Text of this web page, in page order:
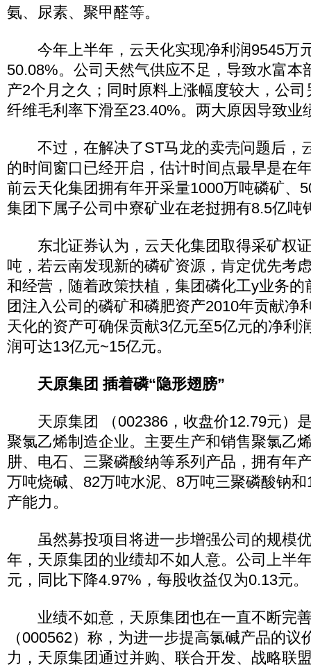
氨、尿素、聚甲醛等。
今年上半年，云天化实现净利润9545万
50.08%。公司天然气供应不足，导致水富本
产2个月之久；同时原料上涨幅度较大，公
纤维毛利率下滑至23.40%。两大原因导致业
不过，在解决了ST马龙的卖壳问题后，
的时间窗口已经开启，估计时间点最早是在
前云天化集团拥有年开采量1000万吨磷矿、
集团下属子公司中寮矿业在老挝拥有8.5亿吨
东北证券认为，云天化集团取得采矿权
吨，若云南发现新的磷矿资源，肯定优先考
和经营，随着政策扶植，集团磷化工y业务的
团注入公司的磷矿和磷肥资产2010年贡献净
天化的资产可确保贡献3亿元至5亿元的净利
润可达13亿元~15亿元。
天原集团 插着磷“隐形翅膀”
天原集团 （002386，收盘价12.79元）
聚氯乙烯制造企业。主要生产和销售聚氯乙
肼、电石、三聚磷酸纳等系列产品，拥有年
万吨烧碱、82万吨水泥、8万吨三聚磷酸钠
产能力。
虽然募投项目将进一步增强公司的规模
年，天原集团的业绩却不如人意。公司上半
元，同比下降4.97%，每股收益仅为0.13元。
业绩不如意，天原集团也在一直不断完
（000562）称，为进一步提高氯碱产品的议
力，天原集团通过并购、联合开发、战略联